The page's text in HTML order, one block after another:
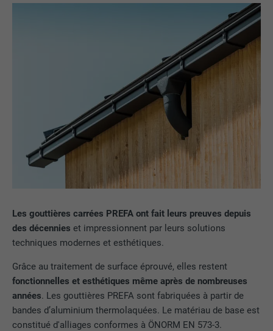
Les gouttières carrées PREFA ont fait leurs preuves depuis
des décennies et impressionnent par leurs solutions
techniques modernes et esthétiques.
Grâce au traitement de surface éprouvé, elles restent
fonctionnelles et esthétiques même après de nombreuses
années. Les gouttières PREFA sont fabriquées à partir de
bandes d’aluminium thermolaquées. Le matériau de base est
constitué d'alliages conformes à ÖNORM EN 573-3.